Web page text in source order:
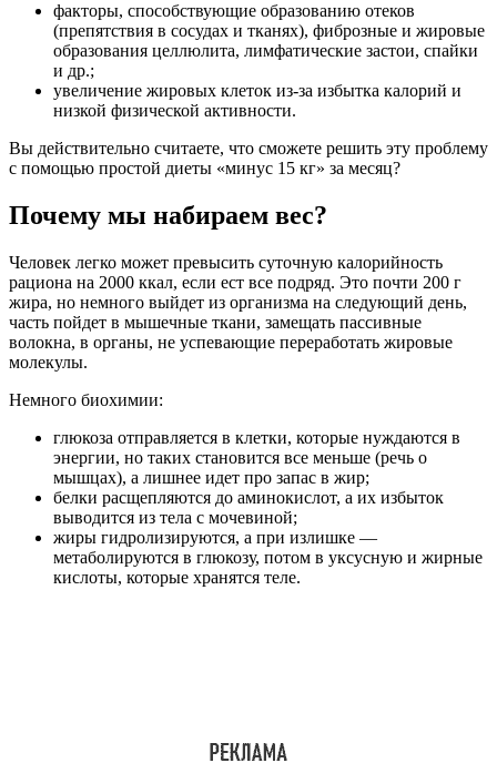
факторы, способствующие образованию отеков
(препятствия в сосудах и тканях), фиброзные и жировые
образования целлюлита, лимфатические застои, спайки
и др.;
увеличение жировых клеток из-за избытка калорий и
низкой физической активности.
Вы действительно считаете, что сможете решить эту проблему
с помощью простой диеты «минус 15 кг» за месяц?
Почему мы набираем вес?
Человек легко может превысить суточную калорийность
рациона на 2000 ккал, если ест все подряд. Это почти 200 г
жира, но немного выйдет из организма на следующий день,
часть пойдет в мышечные ткани, замещать пассивные
волокна, в органы, не успевающие переработать жировые
молекулы.
Немного биохимии:
глюкоза отправляется в клетки, которые нуждаются в
энергии, но таких становится все меньше (речь о
мышцах), а лишнее идет про запас в жир;
белки расщепляются до аминокислот, а их избыток
выводится из тела с мочевиной;
жиры гидролизируются, а при излишке —
метаболируются в глюкозу, потом в уксусную и жирные
кислоты, которые хранятся теле.